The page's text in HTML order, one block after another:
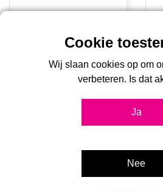
voet
Wij slaan cookies op om
verbeteren. Is dat
Ja
Nee